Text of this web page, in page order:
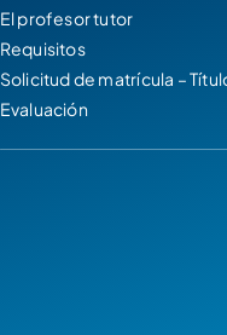
El profesor tutor
Requisitos
Solicitud de matrícula –
Evaluación